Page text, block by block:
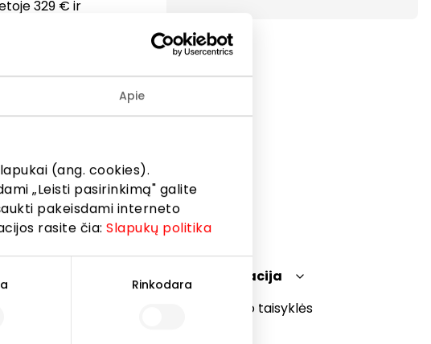
Apie
(ang. cookies).
„Leisti pasirinkimą" galite
pakeisdami interneto
rasite čia:Slapukų politika
Rinkodara
329 € ir
perkant Galaxy
Prekių
Teisinė informacija
Prekybos centro taisyklės